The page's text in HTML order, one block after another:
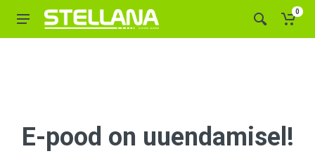
0
E-pood on uuendamisel!